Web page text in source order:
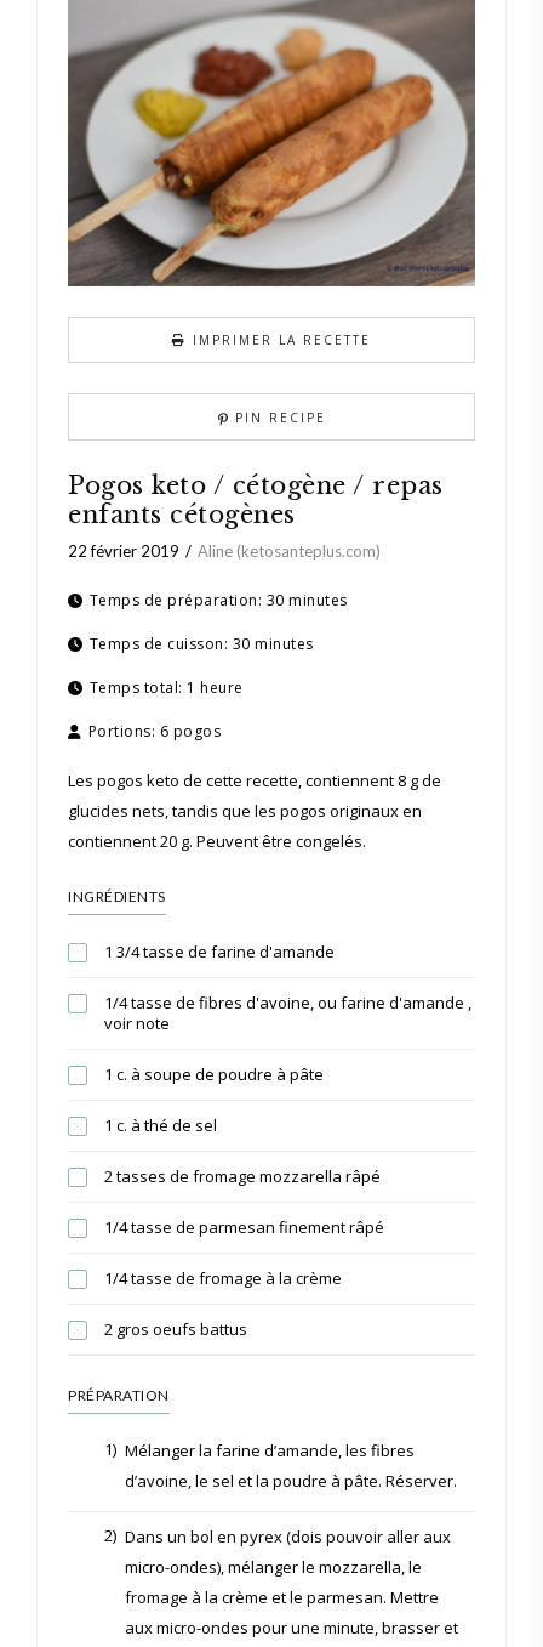
IMPRIMER LA RECETTE
PIN RECIPE
Pogos keto / cétogène / repas
enfants cétogènes
22 février 2019 Aline (ketosanteplus.com)
Temps de préparation: 30 minutes
Temps de cuisson: 30 minutes
Temps total: 1 heure
Portions: 6 pogos
Les pogos keto de cette recette, contiennent 8 g de
glucides nets, tandis que les pogos originaux en
contiennent 20 g. Peuvent être congelés.
INGRÉDIENTS
1 3/4 tasse de farine d'amande
1/4 tasse de fibres d'avoine, ou farine d'amande ,
voir note
1 c. à soupe de poudre à pâte
1 c. à thé de sel
2 tasses de fromage mozzarella râpé
1/4 tasse de parmesan finement râpé
1/4 tasse de fromage à la crème
2 gros oeufs battus
PRÉPARATION
1) Mélanger la farine d’amande, les fibres
d’avoine, le sel et la poudre à pâte. Réserver.
2) Dans un bol en pyrex (dois pouvoir aller aux
micro-ondes), mélanger le mozzarella, le
fromage à la crème et le parmesan. Mettre
aux micro-ondes pour une minute, brasser et